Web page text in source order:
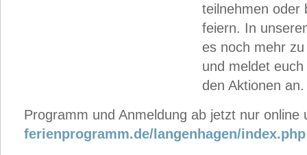
teilnehmen oder
feiern. In
es noch mehr
und meldet
den Aktionen an.
Programm und Anmeldung ab jetzt nur online
ferienprogramm.de/langenhagen/index.php